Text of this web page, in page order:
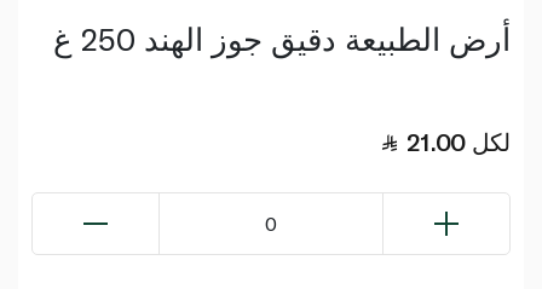
أرض الطبيعة دقيق جوز الهند 250 غ
21.00 لكل
0